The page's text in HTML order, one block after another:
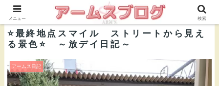
株式会社ＡＲＭ’Ｓ 公式ブログ
⭐最終地点スマイル ストリートから見え
る景色⭐ ～放デイ日記～
アームス日記
メニュー 検索